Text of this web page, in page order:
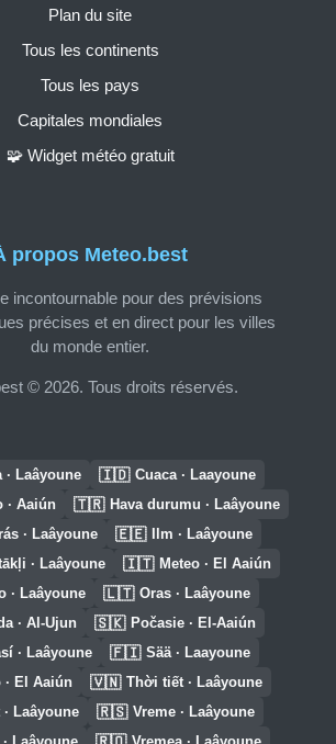
propos Meteo.best
incontournable pour des prévisions
précises et en direct pour les villes
du monde entier.
© 2026. Tous droits réservés.
Plan du site
Tous les continents
Tous les pays
Capitales mondiales
🧩 Widget météo gratuit
· Laâyoune 🇮🇩 Cuaca · Laayoune
· Aaiún 🇹🇷 Hava durumu · Laâyoune
· Laâyoune 🇪🇪 Ilm · Laâyoune
· Laâyoune 🇮🇹 Meteo · El Aaiún
· Laâyoune 🇱🇹 Oras · Laâyoune
· Al-Ujun 🇸🇰 Počasie · El-Aaiún
· Laâyoune 🇫🇮 Sää · Laayoune
· El Aaiún 🇻🇳 Thời tiết · Laâyoune
· Laâyoune 🇷🇸 Vreme · Laâyoune